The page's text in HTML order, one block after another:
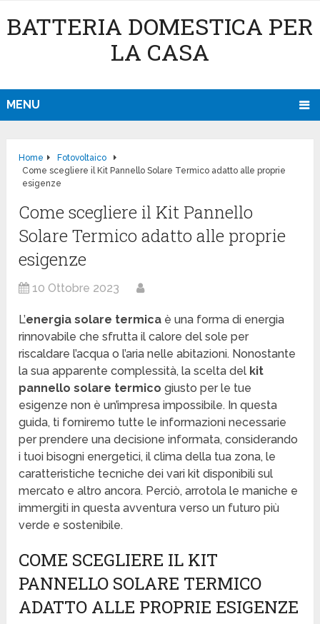
BATTERIA DOMESTICA PER
LA CASA
MENU
Home
Fotovoltaico
Come scegliere il Kit Pannello Solare Termico adatto alle proprie
esigenze
Come scegliere il Kit Pannello
Solare Termico adatto alle proprie
esigenze
10 Ottobre 2023
L’energia solare termica è una forma di energia
rinnovabile che sfrutta il calore del sole per
riscaldare l’acqua o l’aria nelle abitazioni. Nonostante
la sua apparente complessità, la scelta del kit
pannello solare termico giusto per le tue
esigenze non è un’impresa impossibile. In questa
guida, ti forniremo tutte le informazioni necessarie
per prendere una decisione informata, considerando
i tuoi bisogni energetici, il clima della tua zona, le
caratteristiche tecniche dei vari kit disponibili sul
mercato e altro ancora. Perciò, arrotola le maniche e
immergiti in questa avventura verso un futuro più
verde e sostenibile.
COME SCEGLIERE IL KIT
PANNELLO SOLARE TERMICO
ADATTO ALLE PROPRIE ESIGENZE